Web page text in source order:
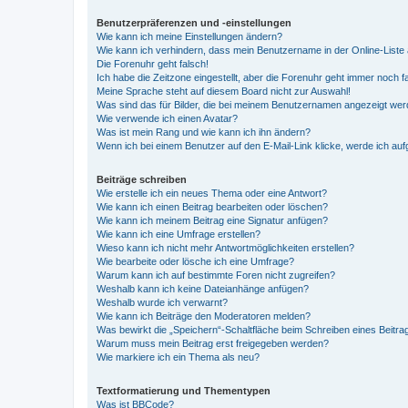
Benutzerpräferenzen und -einstellungen
Wie kann ich meine Einstellungen ändern?
Wie kann ich verhindern, dass mein Benutzername in der Online-Liste
Die Forenuhr geht falsch!
Ich habe die Zeitzone eingestellt, aber die Forenuhr geht immer noch
Meine Sprache steht auf diesem Board nicht zur Auswahl!
Was sind das für Bilder, die bei meinem Benutzernamen angezeigt
Wie verwende ich einen Avatar?
Was ist mein Rang und wie kann ich ihn ändern?
Wenn ich bei einem Benutzer auf den E-Mail-Link klicke, werde ich
Beiträge schreiben
Wie erstelle ich ein neues Thema oder eine Antwort?
Wie kann ich einen Beitrag bearbeiten oder löschen?
Wie kann ich meinem Beitrag eine Signatur anfügen?
Wie kann ich eine Umfrage erstellen?
Wieso kann ich nicht mehr Antwortmöglichkeiten erstellen?
Wie bearbeite oder lösche ich eine Umfrage?
Warum kann ich auf bestimmte Foren nicht zugreifen?
Weshalb kann ich keine Dateianhänge anfügen?
Weshalb wurde ich verwarnt?
Wie kann ich Beiträge den Moderatoren melden?
Was bewirkt die „Speichern“-Schaltfläche beim Schreiben eines
Warum muss mein Beitrag erst freigegeben werden?
Wie markiere ich ein Thema als neu?
Textformatierung und Thementypen
Was ist BBCode?